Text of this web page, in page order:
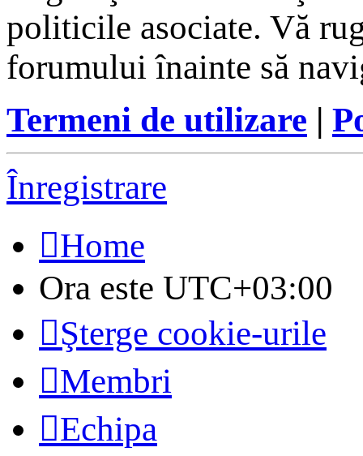
politicile asociate. Vă
forumului înainte să
Termeni de utilizare |
Înregistrare
Home
Ora este UTC+03:00
Şterge cookie-urile
Membri
Echipa